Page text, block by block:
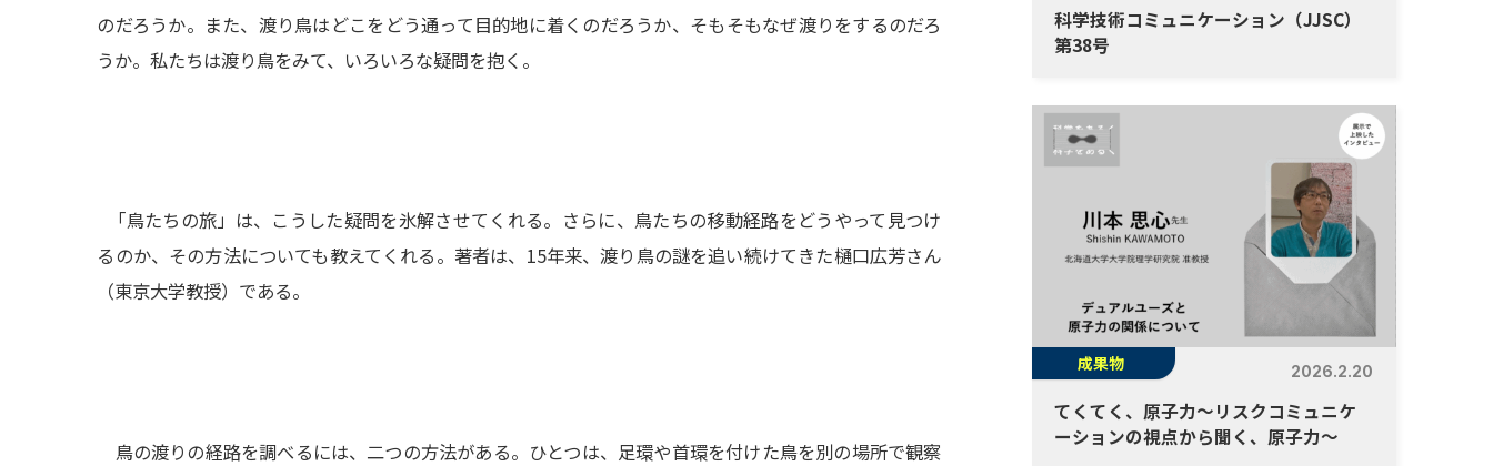
のだろうか。また、渡り鳥はどこをどう通って目的地に着くのだろうか、そもそもなぜ渡りをするのだろ
うか。私たちは渡り鳥をみて、いろいろな疑問を抱く。
「鳥たちの旅」は、こうした疑問を氷解させてくれる。さらに、鳥たちの移動経路をどうやって見つけ
るのか、その方法についても教えてくれる。著者は、15年来、渡り鳥の謎を追い続けてきた樋口広芳さん
（東京大学教授）である。
鳥の渡りの経路を調べるには、二つの方法がある。ひとつは、足環や首環を付けた鳥を別の場所で観察
科学技術コミュニケーション（JJSC）
第38号
成果物 2026.2.20
てくてく、原子力～リスクコミュニケ
ーションの視点から聞く、原子力～